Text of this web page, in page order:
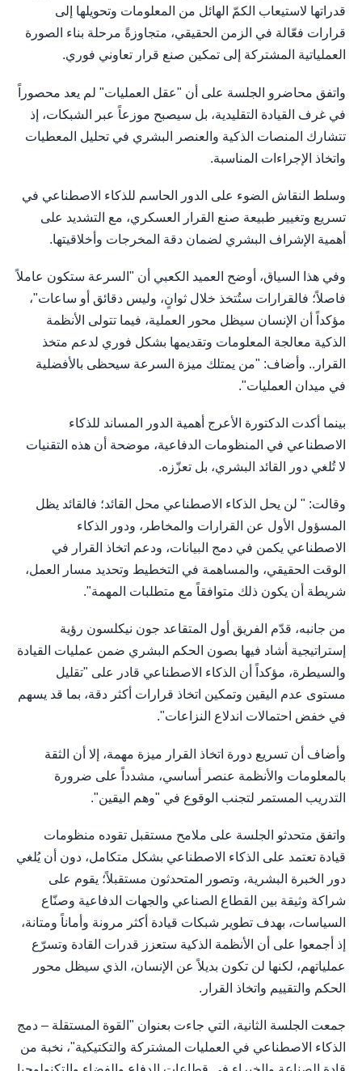
قدراتها لاستيعاب الكمّ الهائل من المعلومات وتحويلها إلى
قرارات فعّالة في الزمن الحقيقي، متجاوزةً مرحلة بناء الصورة
العملياتية المشتركة إلى تمكين صنع قرار تعاوني فوري.
واتفق محاضرو الجلسة على أن "عقل العمليات" لم يعد محصوراً
في غرف القيادة التقليدية، بل سيصبح موزعاً عبر الشبكات، إذ
تتشارك المنصات الذكية والعنصر البشري في تحليل المعطيات
واتخاذ الإجراءات المناسبة.
وسلط النقاش الضوء على الدور الحاسم للذكاء الاصطناعي في
تسريع وتغيير طبيعة صنع القرار العسكري، مع التشديد على
أهمية الإشراف البشري لضمان دقة المخرجات وأخلاقيتها.
وفي هذا السياق، أوضح العميد الكعبي أن "السرعة ستكون عاملاً
فاصلاً؛ فالقرارات ستُتخذ خلال ثوانٍ، وليس دقائق أو ساعات"،
مؤكداً أن الإنسان سيظل محور العملية، فيما تتولى الأنظمة
الذكية معالجة المعلومات وتقديمها بشكل فوري لدعم متخذ
القرار.. وأضاف: "من يمتلك ميزة السرعة سيحظى بالأفضلية
في ميدان العمليات".
بينما أكدت الدكتورة الأعرج أهمية الدور المساند للذكاء
الاصطناعي في المنظومات الدفاعية، موضحة أن هذه التقنيات
لا تُلغي دور القائد البشري، بل تعزّزه.
وقالت: " لن يحل الذكاء الاصطناعي محل القائد؛ فالقائد يظل
المسؤول الأول عن القرارات والمخاطر، ودور الذكاء
الاصطناعي يكمن في دمج البيانات، ودعم اتخاذ القرار في
الوقت الحقيقي، والمساهمة في التخطيط وتحديد مسار العمل،
شريطة أن يكون ذلك متوافقاً مع متطلبات المهمة".
من جانبه، قدّم الفريق أول المتقاعد جون نيكلسون رؤية
إستراتيجية أشاد فيها بصون الحكم البشري ضمن عمليات القيادة
والسيطرة، مؤكداً أن الذكاء الاصطناعي قادر على "تقليل
مستوى عدم اليقين وتمكين اتخاذ قرارات أكثر دقة، بما قد يسهم
في خفض احتمالات اندلاع النزاعات".
وأضاف أن تسريع دورة اتخاذ القرار ميزة مهمة، إلا أن الثقة
بالمعلومات والأنظمة عنصر أساسي، مشدداً على ضرورة
التدريب المستمر لتجنب الوقوع في "وهم اليقين".
واتفق متحدثو الجلسة على ملامح مستقبل تقوده منظومات
قيادة تعتمد على الذكاء الاصطناعي بشكل متكامل، دون أن يُلغي
دور الخبرة البشرية، وتصور المتحدثون مستقبلاً؛ يقوم على
شراكة وثيقة بين القطاع الصناعي والجهات الدفاعية وصنّاع
السياسات، بهدف تطوير شبكات قيادة أكثر مرونة وأماناً ومتانة،
إذ أجمعوا على أن الأنظمة الذكية ستعزز قدرات القادة وتسرّع
عملياتهم، لكنها لن تكون بديلاً عن الإنسان، الذي سيظل محور
الحكم والتقييم واتخاذ القرار.
جمعت الجلسة الثانية، التي جاءت بعنوان "القوة المستقلة – دمج
الذكاء الاصطناعي في العمليات المشتركة والتكتيكية"، نخبة من